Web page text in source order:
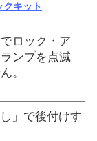
キット
ロック・ア
ンプを点滅
。
」で後付けす